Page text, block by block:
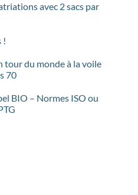
avec 2 sacs par
!
tour du monde à la voile
70
BIO – Normes ISO ou